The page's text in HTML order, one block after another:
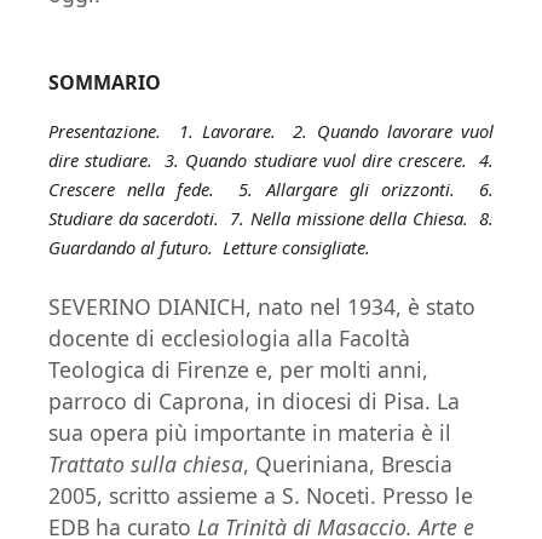
SOMMARIO
Presentazione.
1. Lavorare. 2. Quando lavorare vuol
dire studiare. 3. Quando studiare vuol dire crescere. 4.
Crescere nella fede. 5. Allargare gli orizzonti. 6.
Studiare da sacerdoti. 7. Nella missione della Chiesa. 8.
Guardando al futuro. Letture consigliate.
SEVERINO DIANICH, nato nel 1934, è stato
docente di ecclesiologia alla Facoltà
Teologica di Firenze e, per molti anni,
parroco di Caprona, in diocesi di Pisa. La
sua opera più importante in materia è il
Trattato sulla chiesa, Queriniana, Brescia
2005, scritto assieme a S. Noceti. Presso le
EDB ha curato La Trinità di Masaccio. Arte e